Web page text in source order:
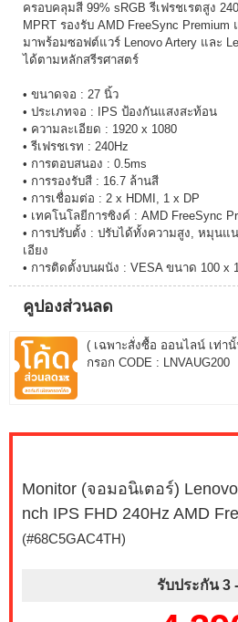
ครอบคลุมสี 99% sRGB รีเฟรชเรตสูง
MPRT รองรับ AMD FreeSync Premium
มาพร้อมซอฟต์แวร์ Lenovo Artery และ
ได้ตามหลักสรีรศาสตร์
• ขนาดจอ : 27 นิ้ว
• ประเภทจอ : IPS ป้องกันแสงสะท้อน
• ความละเอียด : 1920 x 1080
• รีเฟรชเรท : 240Hz
• การตอบสนอง : 0.5ms
• การรองรับสี : 16.7 ล้านสี
• การเชื่อมต่อ : 2 x HDMI, 1 x DP
• เทคโนโลยีการซิงค์ : AMD FreeSync
• การปรับตั้ง : ปรับได้ทั้งความสูง, หมุนแ
เอียง
• การติดตั้งบนผนัง : VESA ขนาด 100 x
คูปองส่วนลด
( เฉพาะสั่งซื้อ ออนไลน์ เท่า
กรอก CODE : LNVAUG200
Monitor (จอมอนิเตอร์)
nch IPS FHD 240Hz AMD
(#68C5GAC4TH)
รับประกัน 3 -